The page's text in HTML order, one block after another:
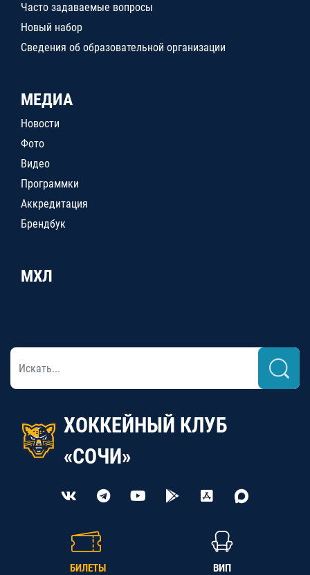
Часто задаваемые вопросы
Новый набор
Сведения об образовательной организации
МЕДИА
Новости
Фото
Видео
Программки
Аккредитация
Брендбук
МХЛ
ХОККЕЙНЫЙ КЛУБ
«СОЧИ»
БИЛЕТЫ ВИП